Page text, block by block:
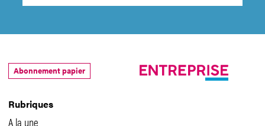
Rubriques
A la une
Abonnement papier